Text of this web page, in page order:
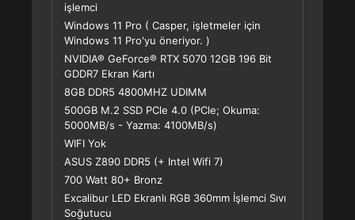
işlemci
Windows 11 Pro ( Casper, işletmeler için
Windows 11 Pro'yu öneriyor. )
NVIDIA® GeForce® RTX 5070 12GB 196 Bit
GDDR7 Ekran Kartı
8GB DDR5 4800MHZ UDIMM
500GB M.2 SSD PCle 4.0 (PCle; Okuma:
5000MB/s - Yazma: 4100MB/s)
WIFI Yok
ASUS Z890 DDR5 (+ Intel Wifi 7)
700 Watt 80+ Bronz
Excalibur LED Ekranlı RGB 360mm İşlemci Sıvı
Soğutucu